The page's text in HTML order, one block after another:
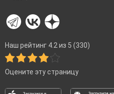
Наш рейтинг 4.2 из 5 (330)
Оцените эту страницу